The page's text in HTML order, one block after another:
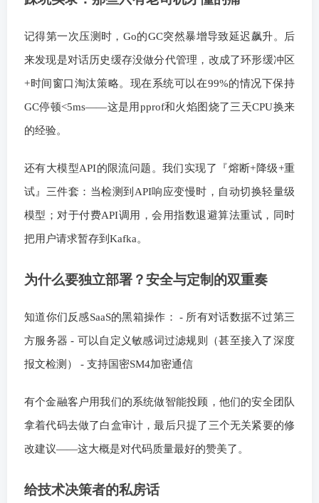
记得第一次压测时，Go的GC突然暴增导致延迟飙升。后
来发现是对话历史缓存没做分代管理，改成了环形缓冲区
+时间窗口淘汰策略。现在系统可以在99%的情况下保持
GC停顿<5ms——这是用pprof和火焰图烧了三天CPU换来
的经验。
还有大模型API的限流问题。我们实现了『熔断+降级+重
试』三件套：当检测到API响应变慢时，自动切换轻量级
模型；对于付费API调用，会用指数退避算法重试，同时
把用户请求暂存到Kafka。
为什么要独立部署？安全与定制的双重奏
知道你们反感SaaS的黑箱操作： - 所有对话数据不过第三
方服务器 - 可以自定义敏感词过滤规则（甚至接入了深度
报文检测） - 支持国密SM4加密通信
有个金融客户用我们的系统做智能投顾，他们的安全团队
拿着代码去做了白盒审计，最后只提了三个无关紧要的修
改建议——这大概是对代码质量最好的赞美了。
给技术决策者的私房话